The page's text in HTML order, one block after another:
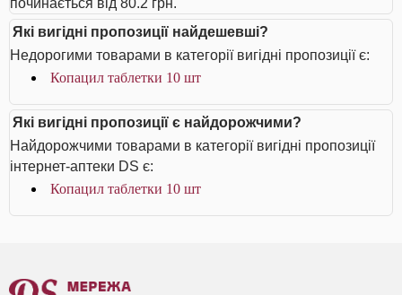
починається від 80.2 грн.
Які вигідні пропозиції найдешевші?
Недорогими товарами в категорії вигідні пропозиції є:
Копацил таблетки 10 шт
Які вигідні пропозиції є найдорожчими?
Найдорожчими товарами в категорії вигідні пропозиції
інтернет-аптеки DS є:
Копацил таблетки 10 шт